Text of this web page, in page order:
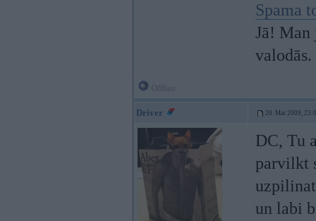
Spama
Jā! Man
valodās.
Driver 20. Mar 2009,
DC, Tu
parvilkt
un labi